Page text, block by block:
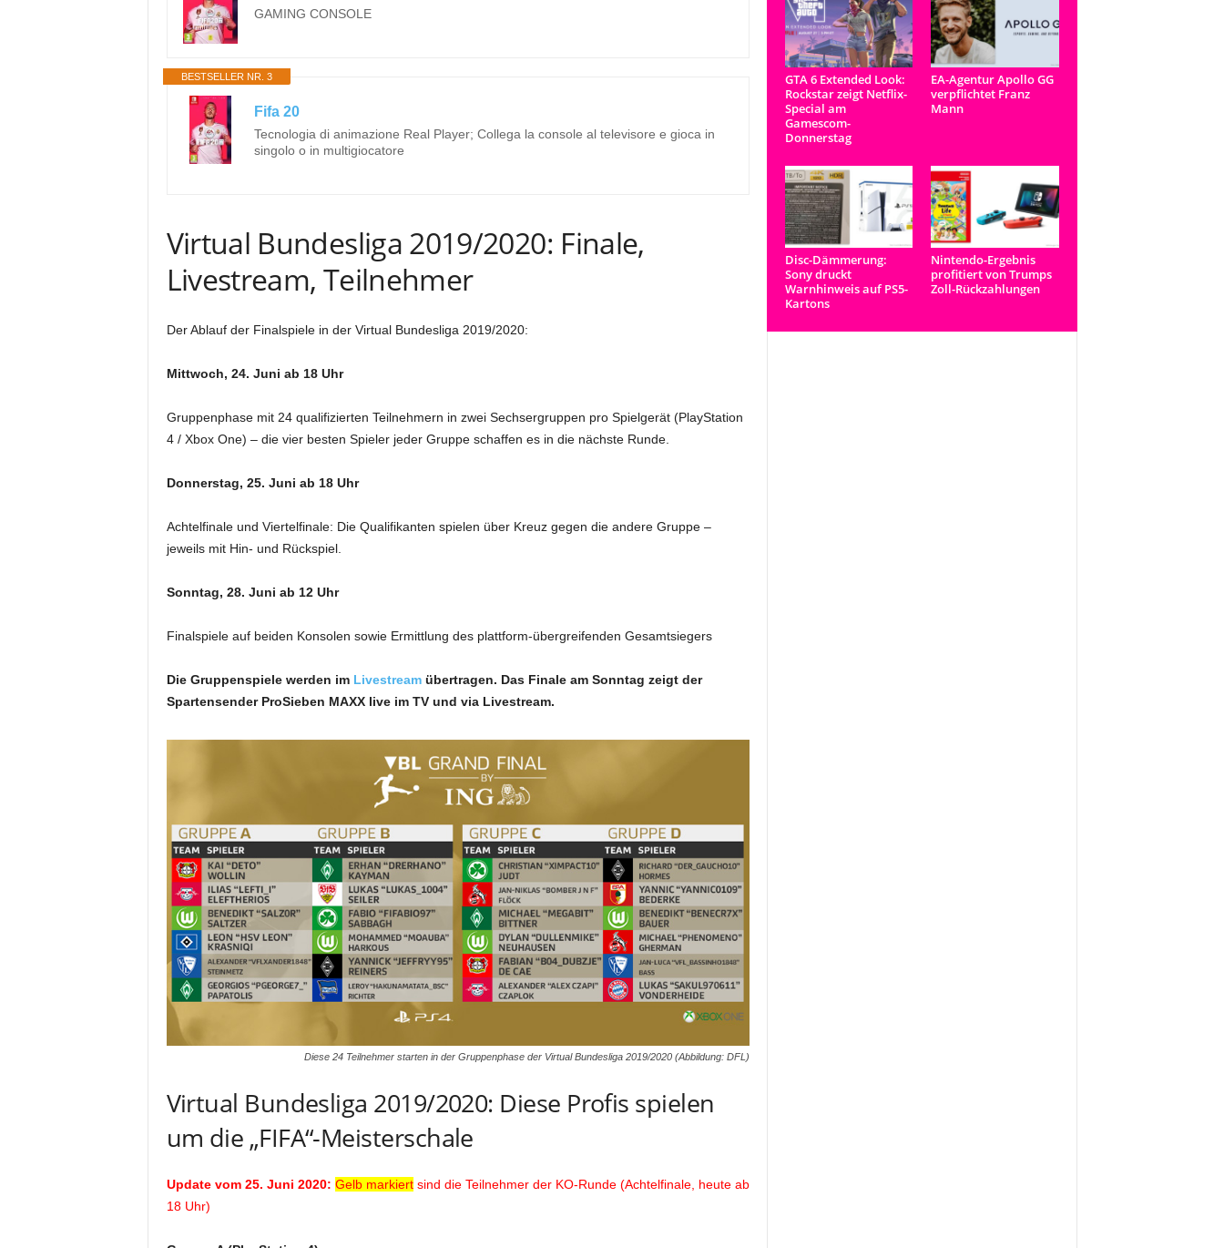
GAMING CONSOLE
BESTSELLER NR. 3
Fifa 20
Tecnologia di animazione Real Player; Collega la console al televisore e gioca in
singolo o in multigiocatore
Virtual Bundesliga 2019/2020: Finale,
Livestream, Teilnehmer
Der Ablauf der Finalspiele in der Virtual Bundesliga 2019/2020:
Mittwoch, 24. Juni ab 18 Uhr
Gruppenphase mit 24 qualifizierten Teilnehmern in zwei Sechsergruppen pro Spielgerät (PlayStation
4 / Xbox One) – die vier besten Spieler jeder Gruppe schaffen es in die nächste Runde.
Donnerstag, 25. Juni ab 18 Uhr
Achtelfinale und Viertelfinale: Die Qualifikanten spielen über Kreuz gegen die andere Gruppe –
jeweils mit Hin- und Rückspiel.
Sonntag, 28. Juni ab 12 Uhr
Finalspiele auf beiden Konsolen sowie Ermittlung des plattform-übergreifenden Gesamtsiegers
Die Gruppenspiele werden im Livestreamübertragen. Das Finale am Sonntag zeigt der
Spartensender ProSieben MAXX live im TV und via Livestream.
Diese 24 Teilnehmer starten in der Gruppenphase der Virtual Bundesliga 2019/2020 (Abbildung: DFL)
Virtual Bundesliga 2019/2020: Diese Profis spielen
um die „FIFA“-Meisterschale
Update vom 25. Juni 2020: Gelb markiertsind die Teilnehmer der KO-Runde (Achtelfinale, heute ab
18 Uhr)
GTA 6 Extended Look:
Rockstar zeigt Netflix-
Special am
Gamescom-
Donnerstag
EA-Agentur Apollo GG
verpflichtet Franz
Mann
Disc-Dämmerung:
Sony druckt
Warnhinweis auf PS5-
Kartons
Nintendo-Ergebnis
profitiert von Trumps
Zoll-Rückzahlungen